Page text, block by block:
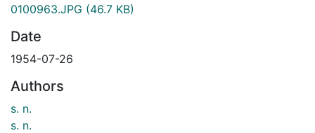
0100963.JPG (46.7 KB)
Date
1954-07-26
Authors
s. n.
s. n.